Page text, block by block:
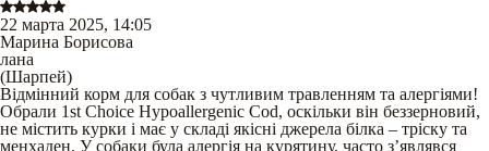
22 марта 2025, 14:05
Марина Борисова
лана
(Шарпей)
Відмінний корм для собак з чутливим травленням та алергіями!
Обрали 1st Choice Hypoallergenic Cod, оскільки він беззерновий,
не містить курки і має у складі якісні джерела білка – тріску та
менхаден. У собаки була алергія на курятину, часто з’являвся